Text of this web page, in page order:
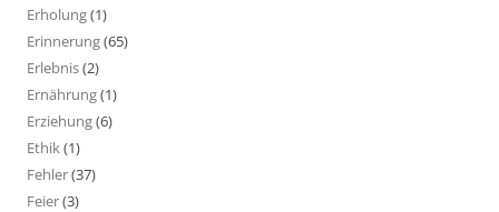
Erholung(1)
Erinnerung(65)
Erlebnis(2)
Ernährung(1)
Erziehung(6)
Ethik(1)
Fehler(37)
Feier(3)